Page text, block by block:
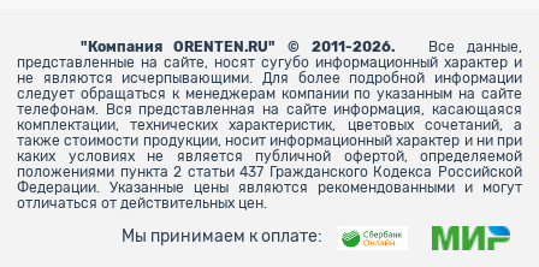
" Компания ORENTEN.RU" © 2011-2026.
Все данные,
представленные на сайте, носят сугубо информационный характер и
не являются исчерпывающими. Для более подробной информации
следует обращаться к менеджерам компании по указанным на сайте
телефонам. Вся представленная на сайте информация, касающаяся
комплектации, технических характеристик, цветовых сочетаний, а
также стоимости продукции, носит информационный характер и ни при
каких условиях не является публичной офертой, определяемой
положениями пункта 2 статьи 437 Гражданского Кодекса Российской
Федерации. Указанные цены являются рекомендованными и могут
отличаться от действительных цен.
Мы принимаем к оплате: